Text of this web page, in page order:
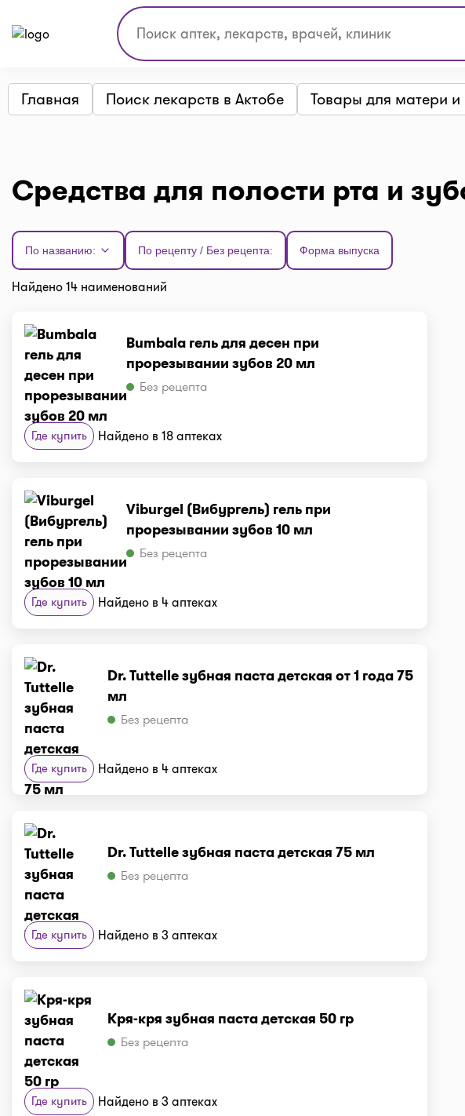
Главная Поиск лекарств в Актобе Товары для матери
Средства для полости рта и
По названию: По рецепту / Без рецепта: Форма выпуска
Найдено 14 наименований
Bumbala гель для десен при
прорезывании зубов 20 мл
Без рецепта
Где купить Найдено в 18 аптеках
Viburgel (Вибургель) гель при
прорезывании зубов 10 мл
Без рецепта
Где купить Найдено в 4 аптеках
Dr. Tuttelle зубная паста детская от 1 года 75
мл
Без рецепта
Где купить Найдено в 4 аптеках
Dr. Tuttelle зубная паста детская 75 мл
Без рецепта
Где купить Найдено в 3 аптеках
Кря-кря зубная паста детская 50 гр
Без рецепта
Где купить Найдено в 3 аптеках